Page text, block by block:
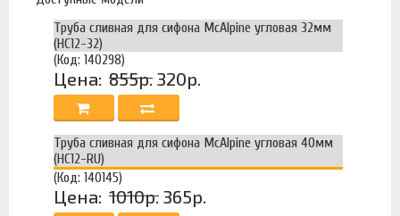
Труба сливная для сифона McAlpine угловая 32мм
(HC12-32)
(Код: 140298)
Цена: 855р. 320р.
Труба сливная для сифона McAlpine угловая 40мм
(HC12-RU)
(Код: 140145)
Цена: 1010р. 365р.